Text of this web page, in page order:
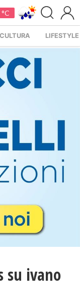
CULTURA LIFESTYLE
su ivano